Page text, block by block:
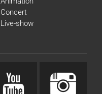
Concert
Live-show